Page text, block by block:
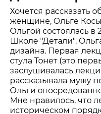
Хочется рассказать
женщине, Ольге
Ольгой состоялась в
Школе "Детали".
дизайна. Первая
стула Тонет (это
заслушивалась
рассказывала мужу
Ольги
Мне нравилось, что
историческом